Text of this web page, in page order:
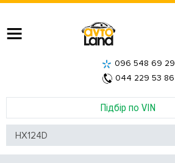
Підбір по VIN
096 548 69 29
044 229 53 86